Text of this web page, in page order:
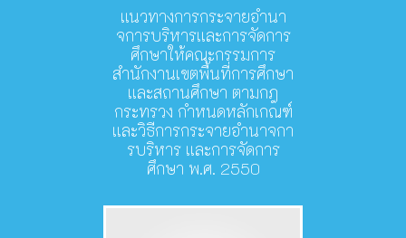
แนวทางการกระจายอำนา
จการบริหารและการจัดการ
ศึกษาให้คณะกรรมการ
สำนักงานเขตพื้นที่การศึกษา
และสถานศึกษา ตามกฎ
กระทรวง กำหนดหลักเกณฑ์
และวิธีการกระจายอำนาจกา
รบริหาร และการจัดการ
ศึกษา พ.ศ. 2550